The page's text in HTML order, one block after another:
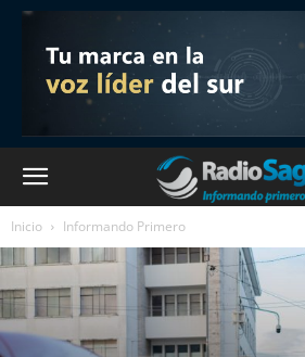
Inicio Informando Primero